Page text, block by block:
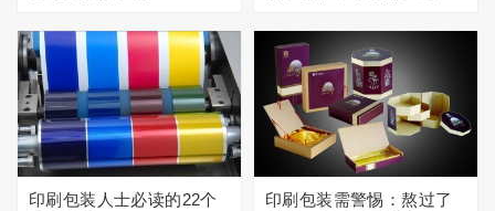
印刷包装人士必读的22个
印刷包装需警惕：熬过了